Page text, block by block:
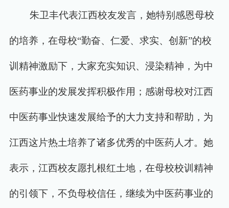
朱卫丰代表江西校友发言，她特别感恩母校
的培养，在母校“勤奋、仁爱、求实、创新”的校
训精神激励下，大家充实知识、浸染精神，为中
医药事业的发展发挥积极作用；感谢母校对江西
中医药事业快速发展给予的大力支持和帮助，为
江西这片热土培养了诸多优秀的中医药人才。她
表示，江西校友愿扎根红土地，在母校校训精神
的引领下，不负母校信任，继续为中医药事业的